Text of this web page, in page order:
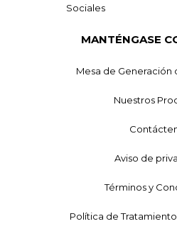
Sociales
MANTÉNGASE
Mesa de Generación
Nuestros
Aviso de
Términos y
Política de